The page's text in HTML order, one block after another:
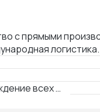
в Китае,
народного
Производство, организация и сопровождение всех этапов производства в Китае